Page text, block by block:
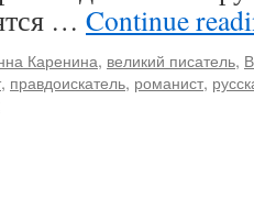
… Continue
Каренина, великий писатель,
, правдоискатель, романист,